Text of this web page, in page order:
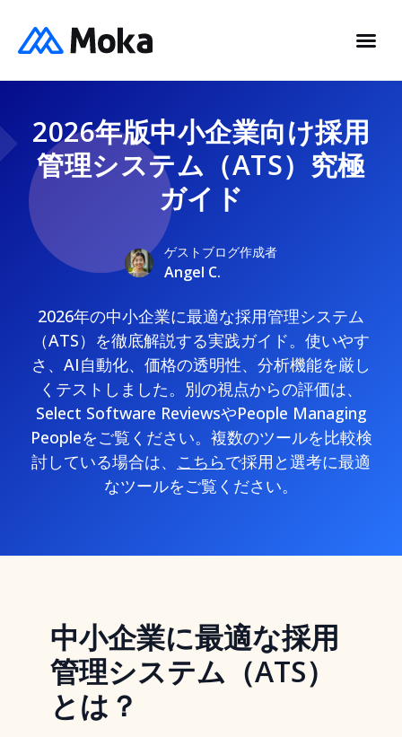
2026年版中小企業向け採用
管理システム（ATS）究極
ガイド
ゲストブログ作成者
Angel C.
2026年の中小企業に最適な採用管理システム
（ATS）を徹底解説する実践ガイド。使いやす
さ、AI自動化、価格の透明性、分析機能を厳し
くテストしました。別の視点からの評価は、
Select Software ReviewsやPeople Managing
Peopleをご覧ください。複数のツールを比較検
討している場合は、 こちらで採用と選考に最適
なツールをご覧ください。
中小企業に最適な採用
管理システム（ATS）
とは？